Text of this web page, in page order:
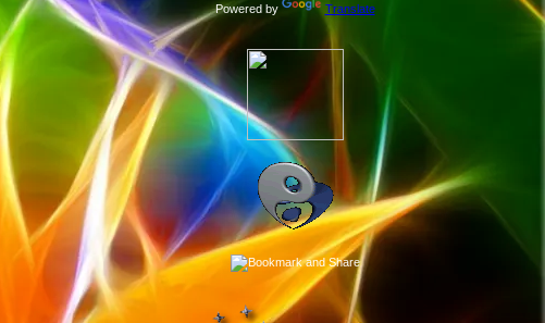
Powered by Translate